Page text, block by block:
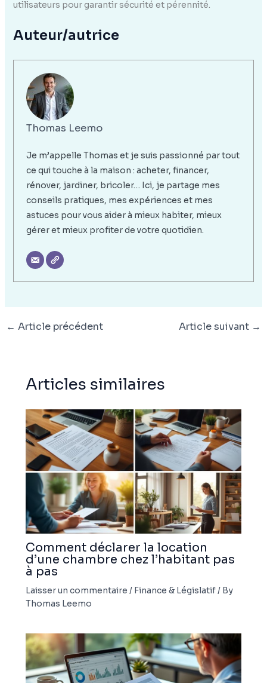
utilisateurs pour garantir sécurité et pérennité.
Auteur/autrice
Thomas Leemo
Je m’appelle Thomas et je suis passionné par tout
ce qui touche à la maison : acheter, financer,
rénover, jardiner, bricoler… Ici, je partage mes
conseils pratiques, mes expériences et mes
astuces pour vous aider à mieux habiter, mieux
gérer et mieux profiter de votre quotidien.
← Article précédent Article suivant →
Articles similaires
Comment déclarer la location
d’une chambre chez l’habitant pas
à pas
Laisser un commentaire / Finance & Législatif/ By
Thomas Leemo